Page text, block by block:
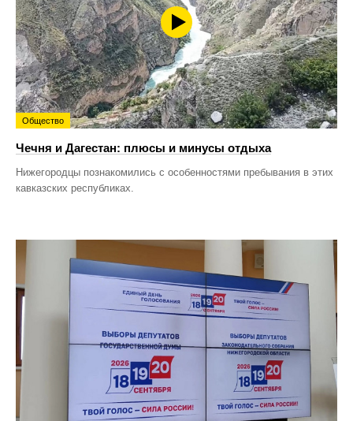
Общество
Чечня и Дагестан: плюсы и минусы отдыха
Нижегородцы познакомились с особенностями пребывания в этих
кавказских республиках.